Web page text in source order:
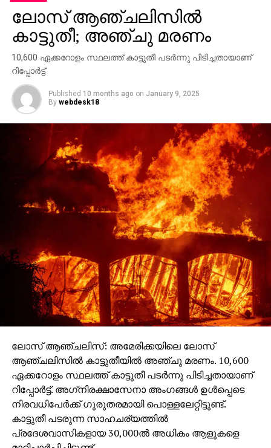
ലോസ് ആഞ്ചലിസില്‍
കാട്ടുതീ; അഞ്ചു മരണം
10,600 ഏക്കറോളം സ്ഥലത്ത് കാട്ടുതീ പടര്‍ന്നു പിടിച്ചതായാണ്
റിപ്പോര്‍ട്ട്
Published 10 months ago on January 9, 2025
By webdesk18
ലോസ് ആഞ്ചലിസ്: അമേരിക്കയിലെ ലോസ്
ആഞ്ചലിസില്‍ കാട്ടുതീയില്‍ അഞ്ചു മരണം. 10,600
ഏക്കറോളം സ്ഥലത്ത് കാട്ടുതീ പടര്‍ന്നു പിടിച്ചതായാണ്
റിപ്പോര്‍ട്ട്. അഗ്‌നിരക്ഷാസേനാ അംഗങ്ങള്‍ ഉള്‍പ്പെടെ
നിരവധിപേര്‍ക്ക് ഗുരുതരമായി പൊള്ളലേറ്റിട്ടുണ്ട്.
കാട്ടുതീ പടരുന്ന സാഹചര്യത്തില്‍
പ്രദേശവാസികളായ 30,000ല്‍ അധികം ആളുകളെ